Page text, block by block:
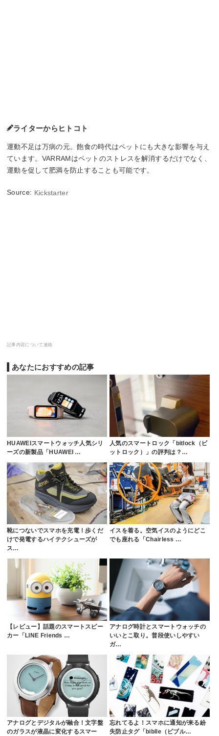
ライターからヒトコト
運動不足は万病の元。飽食の時代はペットにも大きな影響を与え
ています。VARRAMはペットのストレスを解消するだけでなく、
運動を促して肥満を防止することも可能です。
Source: Kickstarter
記事内容について連絡
あなたにおすすめの記事
HUAWEIスマートウォッチ人気シリ
ーズの新製品「HUAWEI …
人気のスマートロック「bitlock（ビ
ットロック）」の評判は？…
靴につないでスマホを充電！歩くだ
けで発電するハイテクシューズが
ス…
イスを着る。空気イスのようにどこ
でも座れる「Chairless …
【レビュー】話題のスマートスピー
カー「LINE Friends …
アナログ時計とスマートウォッチの
いいとこ取り。普段使いしやすい
ガ…
アナログとデジタルが融合！文字盤
のガラスが液晶に変化するスマー
忘れてるよ！スマホに通知が来る紛
失防止タグ「biblle（ビブル…